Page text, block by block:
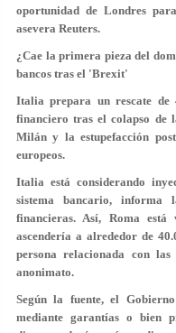
oportunidad de Londres
asevera Reuters.
¿Cae la primera pieza del
bancos tras el 'Brexit'
Italia prepara un rescate de
financiero tras el colapso de
Milán y la estupefacción
europeos.
Italia está considerando
sistema bancario, informa
financieras. Así, Roma
ascendería a alrededor de
persona relacionada con
anonimato.
Según la fuente, el
mediante garantías o bien